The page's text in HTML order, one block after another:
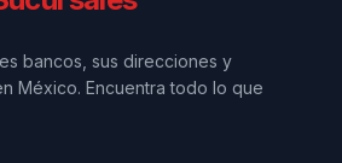
bancos, sus direcciones y
México. Encuentra todo lo que